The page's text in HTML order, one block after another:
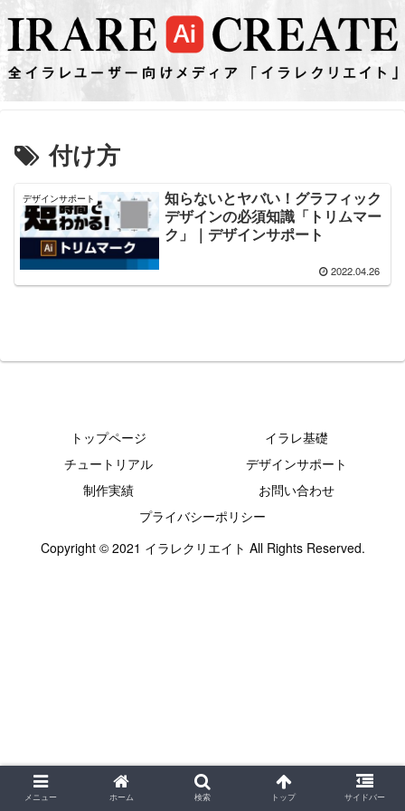
付け方
デザインサポート
知らないとヤバい！グラフィック
デザインの必須知識「トリムマー
ク」｜デザインサポート
2022.04.26
トップページ
イラレ基礎
チュートリアル
デザインサポート
制作実績
お問い合わせ
プライバシーポリシー
Copyright © 2021 イラレクリエイト All Rights Reserved.
メニュー ホーム 検索 トップ サイドバー